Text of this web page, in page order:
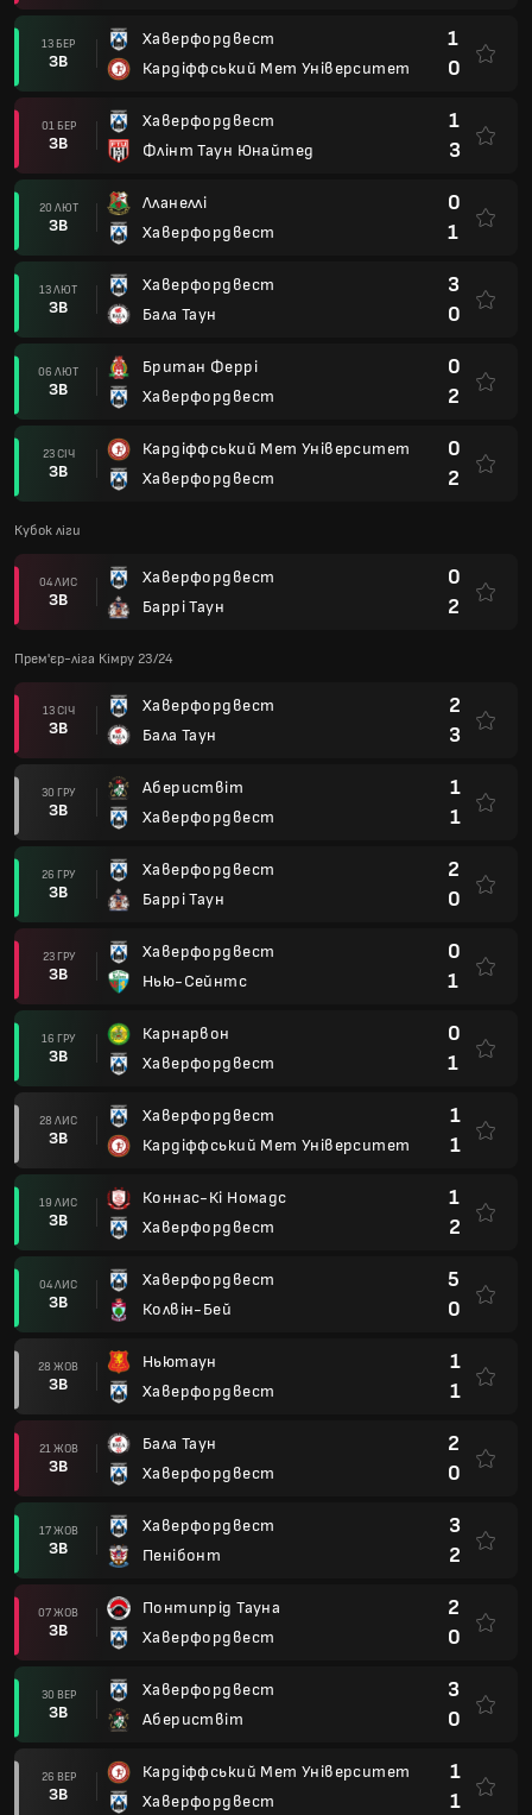
13 БЕР
ЗВ
Хаверфордвест
Кардіффський Мет Університет
1
0
01 БЕР
ЗВ
Хаверфордвест
Флінт Таун Юнайтед
1
3
20 ЛЮТ
ЗВ
Лланеллі
Хаверфордвест
0
1
13 ЛЮТ
ЗВ
Хаверфордвест
Бала Таун
3
0
06 ЛЮТ
ЗВ
Британ Феррі
Хаверфордвест
0
2
23 СІЧ
ЗВ
Кардіффський Мет Університет
Хаверфордвест
0
2
Кубок ліги
04 ЛИС
ЗВ
Хаверфордвест
Баррі Таун
0
2
Прем'єр-ліга Кімру 23/24
13 СІЧ
ЗВ
Хаверфордвест
Бала Таун
2
3
30 ГРУ
ЗВ
Абериствіт
Хаверфордвест
1
1
26 ГРУ
ЗВ
Хаверфордвест
Баррі Таун
2
0
23 ГРУ
ЗВ
Хаверфордвест
Нью-Сейнтс
0
1
16 ГРУ
ЗВ
Карнарвон
Хаверфордвест
0
1
28 ЛИС
ЗВ
Хаверфордвест
Кардіффський Мет Університет
1
1
19 ЛИС
ЗВ
Коннас-Кі Номадс
Хаверфордвест
1
2
04 ЛИС
ЗВ
Хаверфордвест
Колвін-Бей
5
0
28 ЖОВ
ЗВ
Ньютаун
Хаверфордвест
1
1
21 ЖОВ
ЗВ
Бала Таун
Хаверфордвест
2
0
17 ЖОВ
ЗВ
Хаверфордвест
Пенібонт
3
2
07 ЖОВ
ЗВ
Понтипрід Тауна
Хаверфордвест
2
0
30 ВЕР
ЗВ
Хаверфордвест
Абериствіт
3
0
26 ВЕР
ЗВ
Кардіффський Мет Університет
Хаверфордвест
1
1